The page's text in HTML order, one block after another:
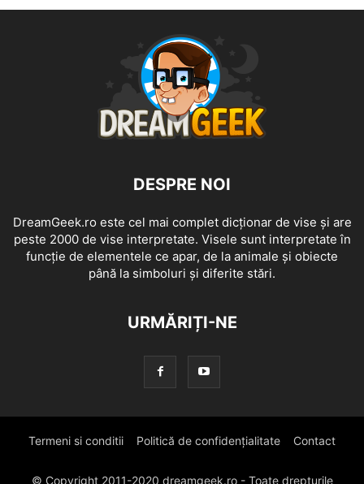
DESPRE NOI
DreamGeek.ro este cel mai complet dicționar de vise și are
peste 2000 de vise interpretate. Visele sunt interpretate în
funcție de elementele ce apar, de la animale și obiecte
până la simboluri și diferite stări.
URMĂRIȚI-NE
Termeni si conditii Politică de confidențialitate Contact
© Copyright 2011-2020 dreamgeek.ro - Toate drepturile